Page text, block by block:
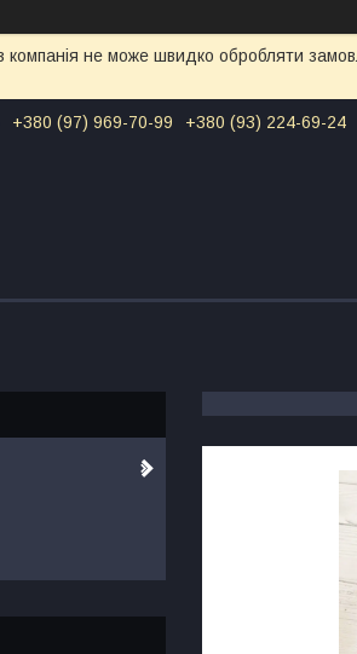
компанія не може швидко обробляти
+380 (97) 969-70-99 +380 (93) 224-69-24